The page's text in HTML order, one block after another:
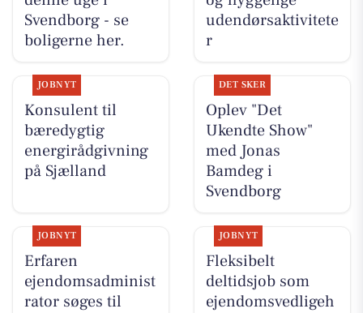
Svendborg - se
boligerne her.
udendørsaktivitete
r
JOBNYT
Konsulent til
bæredygtig
energirådgivning
på Sjælland
DET SKER
Oplev "Det
Ukendte Show"
med Jonas
Bamdeg i
Svendborg
JOBNYT
Erfaren
ejendomsadminist
rator søges til
JOBNYT
Fleksibelt
deltidsjob som
ejendomsvedligeh